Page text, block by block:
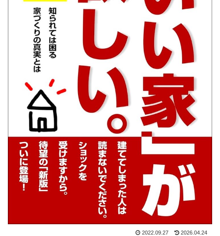
2022.09.27 2026.04.24